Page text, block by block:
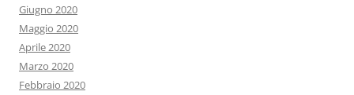
Giugno 2020
Maggio 2020
Aprile 2020
Marzo 2020
Febbraio 2020